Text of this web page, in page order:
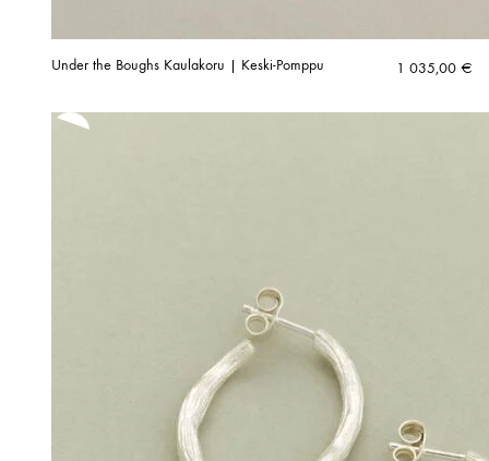
Under the Boughs Kaulakoru | Keski-Pomppu 1 035,00 €